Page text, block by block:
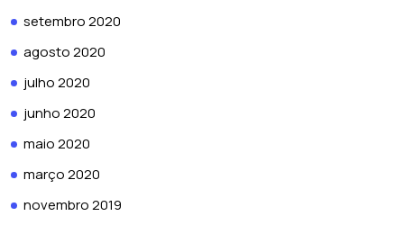
setembro 2020
agosto 2020
julho 2020
junho 2020
maio 2020
março 2020
novembro 2019